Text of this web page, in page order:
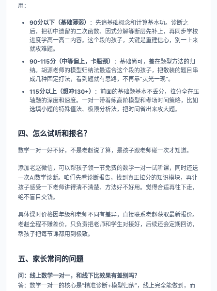
用：
90分以下（基础薄弱）
：先追基础概念和计算基本功。诊断之
后，把初中遗留的二次函数、因式分解等断层先补上，再同步学校
进度学高一高二内容。这个段的孩子，关键是重建信心，别一上来
就攻难题。
90-115分（中等偏上，卡瓶颈）
：基础尚可，差在题型方法的归
纳。胡源老师的模型归纳法最适合这个段的孩子，把散装的题目串
成几种固定打法，看到题就有思路，不再靠“灵光一现”。
115分以上（想冲130+）
：前面的基础题基本不丢分，拉分全在压
轴题的深度和速度。一对一带着练高阶模型和考场时间策略，比如
选填小题的特殊值法、极限分析法，把时间省出来攻大题。
四、怎么试听和报名？
数学一对一好不好，不是老赵说了算，是孩子跟老师碰一次才知道。
添加老赵微信，可以帮孩子领一节免费的数学一对一试听课，同时还送
一次AI数学诊断。咱们先看诊断报告，找到真正拉分的知识模块，再让
孩子感受一下老师讲得清不清楚、方法好不好用。觉得合适再往下走，
绝不盲目交钱。
具体课时价格因年级和老师不同有差异，直接联系老赵获取最新报价。
老赵全程不赚差价，只负责把老师和学生对接好，后续还会定期回访，
帮孩子把每节课都用到极致。
五、家长常问的问题
问：线上数学一对一，和线下比效果有差别吗？
答：数学一对一的核心是“精准诊断+模型归纳”，线上完全能做到，而